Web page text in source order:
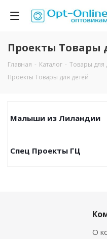
Проекты Товары
Главная - Каталог - Товары для
Проекты Товары для детей
Малыши из Лиландии
Спец Проекты ГЦ
О